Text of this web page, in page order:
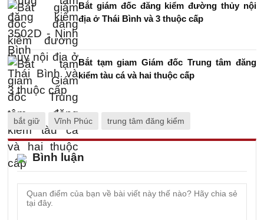
Bắt giám đốc đăng kiểm đường thủy nội
địa ở Thái Bình và 3 thuộc cấp
Bắt tạm giam Giám đốc Trung tâm đăng
kiểm tàu cá và hai thuộc cấp
bắt giữ Vĩnh Phúc trung tâm đăng kiểm
Bình luận